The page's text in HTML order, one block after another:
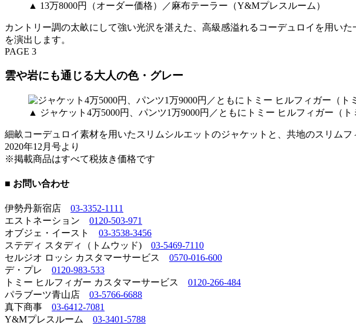
▲ 13万8000円（オーダー価格）／麻布テーラー（Y&Mプレスルーム）
カントリー調の太畝にして強い光沢を湛えた、高級感溢れるコーデュロイを用い
を演出します。
PAGE 3
雲や岩にも通じる大人の色・グレー
▲ ジャケット4万5000円、パンツ1万9000円／ともにトミー ヒルフィガー（ト
細畝コーデュロイ素材を用いたスリムシルエットのジャケットと、共地のスリム
2020年12月号より
※掲載商品はすべて税抜き価格です
■ お問い合わせ
伊勢丹新宿店 03-3352-1111
エストネーション 0120-503-971
オブジェ・イースト 03-3538-3456
ステディ スタディ（トムウッド) 03-5469-7110
セルジオ ロッシ カスタマーサービス 0570-016-600
デ・プレ 0120-983-533
トミー ヒルフィガー カスタマーサービス 0120-266-484
パラブーツ青山店 03-5766-6688
真下商事 03-6412-7081
Y&Mプレスルーム 03-3401-5788